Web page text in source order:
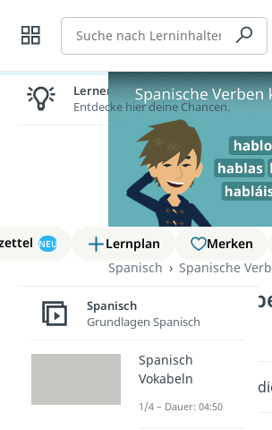
Suche
NEU Lernplan Merken
Spanisch
Spanische
Spanische
konjugieren
Wichtige Inhalte in
Lernen lohnt sich!
Entdecke hier deine Chancen.
Spanisch
Grundlagen Spanisch
Spanisch
Vokabeln
1/4 – Dauer: 04:50